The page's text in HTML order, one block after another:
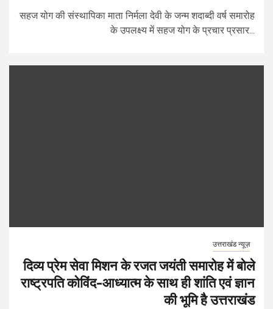
सहज योग की संस्थापिका माता निर्मला देवी के जन्म शदाब्दी वर्ष समारोह
के उपलक्ष्य में सहज योग के प्रचार प्रसार...
उत्तराखंड न्यूज़
दिव्य प्रेम सेवा मिशन के रजत जयंती समारोह में बोले
राष्ट्रपति कोविंद-आध्यात्म के साथ ही शांति एवं ज्ञान
की भूमि है उत्तराखंड